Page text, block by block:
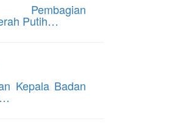
Pembagian
Putih…
Kepala Badan